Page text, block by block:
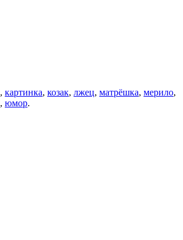
, картинка, козак, лжец, матрёшка, мерило,
, юмор.